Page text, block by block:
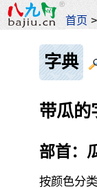
首页 >
字典
带瓜的
部首：
按颜色分